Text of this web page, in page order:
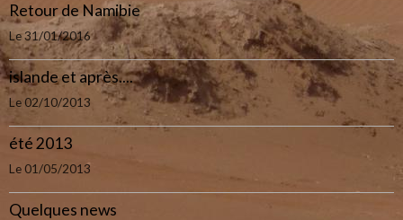
Retour de Namibie
Le 31/01/2016
islande et après....
Le 02/10/2013
été 2013
Le 01/05/2013
Quelques news